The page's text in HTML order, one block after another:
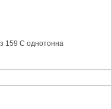
159 С однотонна